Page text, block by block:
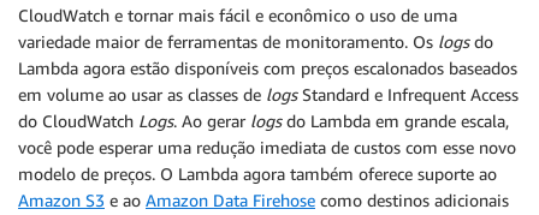
CloudWatch e tornar mais fácil e econômico o uso de uma
variedade maior de ferramentas de monitoramento. Os logsdo
Lambda agora estão disponíveis com preços escalonados baseados
em volume ao usar as classes de logsStandard e Infrequent Access
do CloudWatch Logs. Ao gerar logsdo Lambda em grande escala,
você pode esperar uma redução imediata de custos com esse novo
modelo de preços. O Lambda agora também oferece suporte ao
Amazon S3 e ao Amazon Data Firehose como destinos adicionais